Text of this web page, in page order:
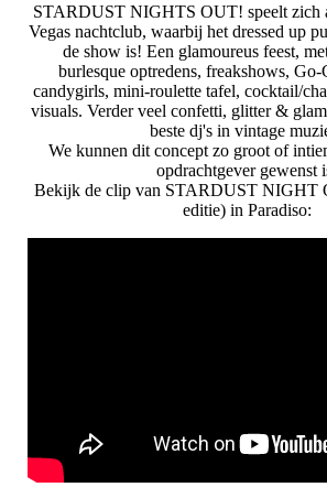
STARDUST NIGHTS OUT! speelt zich
Vegas nachtclub, waarbij het dressed up
de show is! Een glamoureus feest,
burlesque optredens, freakshows, Go-
candygirls, mini-roulette tafel, cocktail/
visuals. Verder veel confetti, glitter &
beste dj's in vintage
We kunnen dit concept zo groot of
opdrachtgever gewenst
Bekijk de clip van STARDUST NIGHT
editie) in Paradiso: